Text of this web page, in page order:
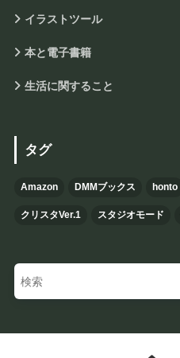
イラストツール
本と電子書籍
生活に関すること
タグ
Amazon DMMブックス honto
クリスタVer.1 スタジオモード